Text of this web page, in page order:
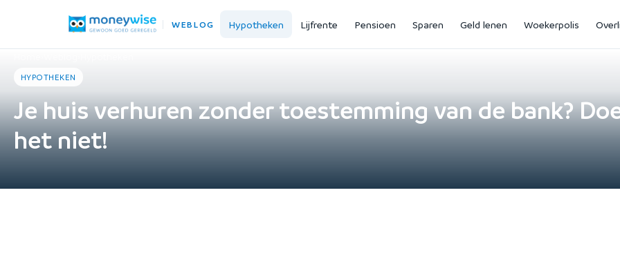
WEBLOG Hypotheken Lijfrente Pensioen Sparen Geld lenen Woekerpolis
HYPOTHEKEN
Je huis verhuren zonder toestemming van de bank?
het niet!